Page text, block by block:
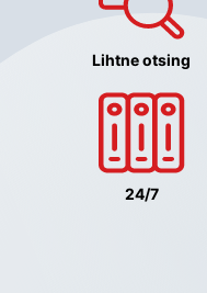
Lihtne otsing
24/7